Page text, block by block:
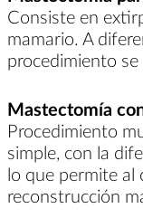
Consiste en
mamario. A
procedimiento
Mastectomía
Procedimiento
simple, con la
lo que permite al
reconstrucción